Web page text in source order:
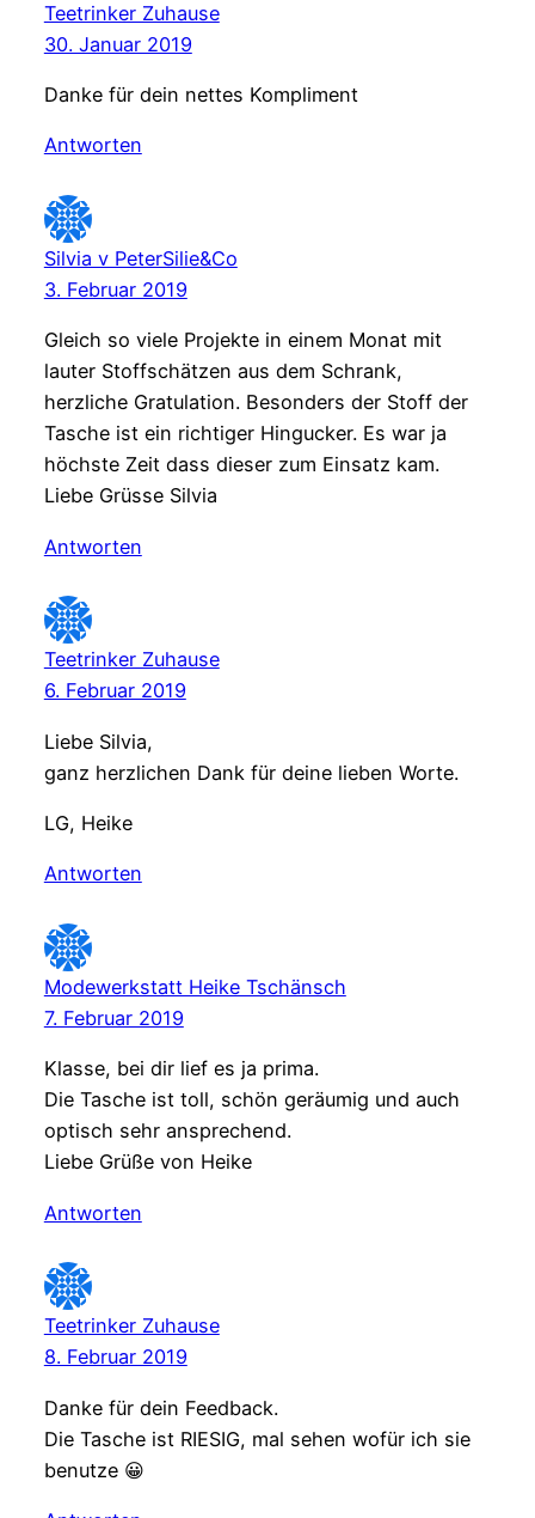
Teetrinker Zuhause
30. Januar 2019
Danke für dein nettes Kompliment
Antworten
Silvia v PeterSilie&Co
3. Februar 2019
Gleich so viele Projekte in einem Monat mit
lauter Stoffschätzen aus dem Schrank,
herzliche Gratulation. Besonders der Stoff der
Tasche ist ein richtiger Hingucker. Es war ja
höchste Zeit dass dieser zum Einsatz kam.
Liebe Grüsse Silvia
Antworten
Teetrinker Zuhause
6. Februar 2019
Liebe Silvia,
ganz herzlichen Dank für deine lieben Worte.
LG, Heike
Antworten
Modewerkstatt Heike Tschänsch
7. Februar 2019
Klasse, bei dir lief es ja prima.
Die Tasche ist toll, schön geräumig und auch
optisch sehr ansprechend.
Liebe Grüße von Heike
Antworten
Teetrinker Zuhause
8. Februar 2019
Danke für dein Feedback.
Die Tasche ist RIESIG, mal sehen wofür ich sie
benutze 😀